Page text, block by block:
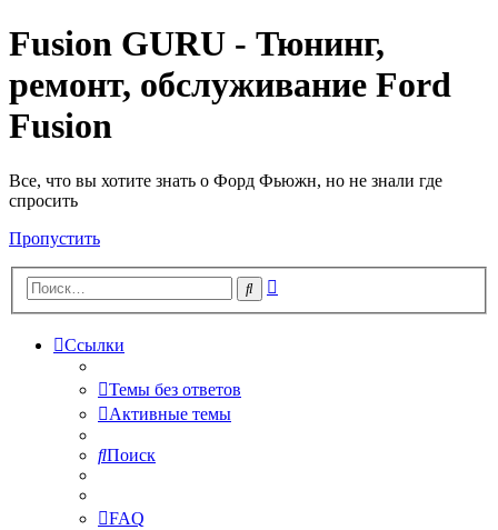
Fusion GURU - Тюнинг,
ремонт, обслуживание Ford
Fusion
Все, что вы хотите знать о Форд Фьюжн, но не знали где
спросить
Пропустить
Поиск
Ссылки
Темы без ответов
Активные темы
Поиск
FAQ